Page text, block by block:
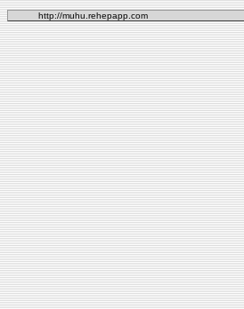
http://muhu.rehepapp.com